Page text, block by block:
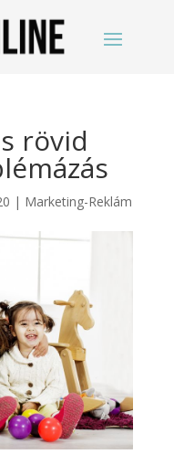
rövid
| Marketing-Reklám